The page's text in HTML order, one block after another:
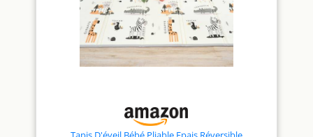
à sa housse.
LUDIQUE Tapis d'eveil bébé
Montessori qui stimule la
psycho motricite et le
développement sensoriel de
différents designs.